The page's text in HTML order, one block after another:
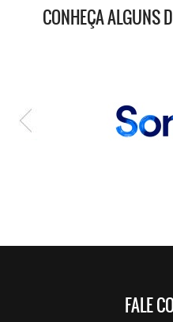
CONHEÇA ALGUNS
FALE